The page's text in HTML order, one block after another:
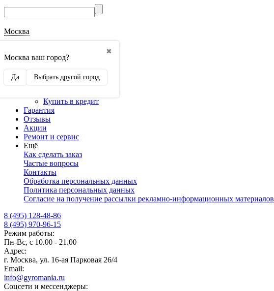
Москва
✖
Москва ваш город?
Да Выбрать другой город
Наши реквизиты
Оптовикам
Сотрудничество
Купить в кредит
Гарантия
Отзывы
Акции
Ремонт и сервис
Ещё
Как сделать заказ
Частые вопросы
Контакты
Обработка персональных данных
Политика персональных данных
Согласие на получение рассылки рекламно-информационных материалов
8 (495) 128-48-86
8 (495) 970-96-15
Режим работы:
Пн-Вс, с 10.00 - 21.00
Адрес:
г. Москва, ул. 16-ая Парковая 26/4
Email:
info@gyromania.ru
Соцсети и мессенджеры: